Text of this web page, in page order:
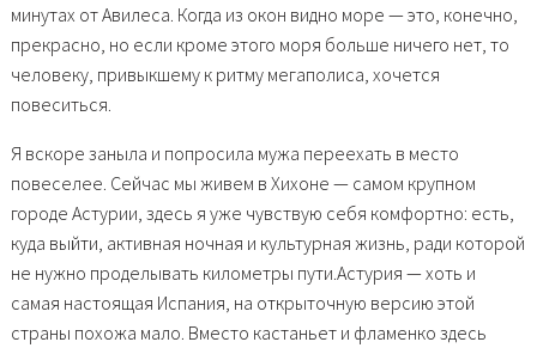
минутах от Авилеса. Когда из окон видно море — это, конечно,
прекрасно, но если кроме этого моря больше ничего нет, то
человеку, привыкшему к ритму мегаполиса, хочется
повеситься.
Я вскоре заныла и попросила мужа переехать в место
повеселее. Сейчас мы живем в Хихоне — самом крупном
городе Астурии, здесь я уже чувствую себя комфортно: есть,
куда выйти, активная ночная и культурная жизнь, ради которой
не нужно проделывать километры пути.Астурия — хоть и
самая настоящая Испания, на открыточную версию этой
страны похожа мало. Вместо кастаньет и фламенко здесь